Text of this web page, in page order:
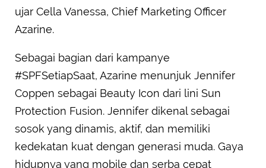
ujar Cella Vanessa, Chief Marketing Officer
Azarine.
Sebagai bagian dari kampanye
#SPFSetiapSaat, Azarine menunjuk Jennifer
Coppen sebagai Beauty Icon dari lini Sun
Protection Fusion. Jennifer dikenal sebagai
sosok yang dinamis, aktif, dan memiliki
kedekatan kuat dengan generasi muda. Gaya
hidupnya yang mobile dan serba cepat